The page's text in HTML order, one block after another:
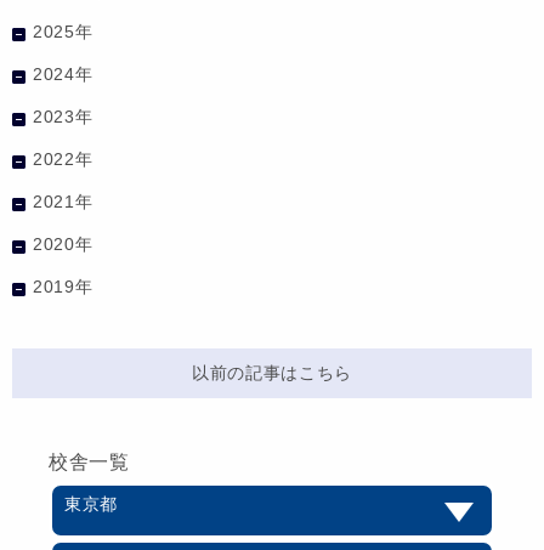
2025年
2024年
2023年
2022年
2021年
2020年
2019年
以前の記事はこちら
校舎一覧
東京都